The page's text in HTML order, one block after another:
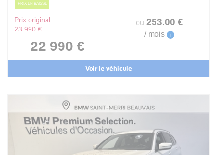
PRIX EN BAISSE
Prix original :
23 990 €
22 990 €
ou 253.00 €
/ mois i
Voir le véhicule